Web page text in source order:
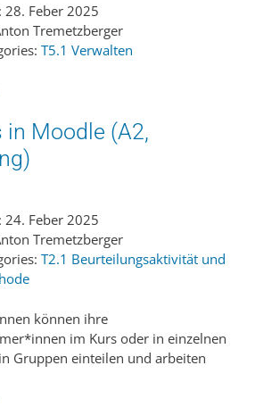
28. Feber 2025
Tremetzberger
T5.1 Verwalten
in Moodle (A2,
24. Feber 2025
Tremetzberger
T2.1 Beurteilungsaktivität und
können ihre
im Kurs oder in einzelnen
Gruppen einteilen und arbeiten